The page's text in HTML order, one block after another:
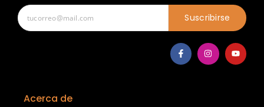
Suscribirse
Acerca de